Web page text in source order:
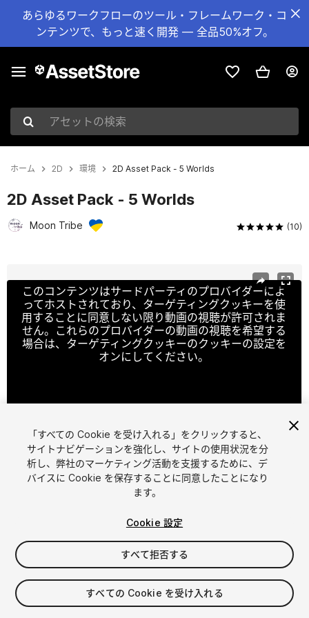
あらゆるワークフローのツール・フレームワーク・コ
ンテンツで、もっと速く開発 — 全品50%オフ。
アセットの検索
ホーム 2D 環境 2D Asset Pack - 5 Worlds
2D Asset Pack - 5 Worlds
Moon Tribe (10)
このコンテンツはサードパーティのプロバイダーによ
ってホストされており、ターゲティングクッキーを使
用することに同意しない限り動画の視聴が許可されま
せん。これらのプロバイダーの動画の視聴を希望する
場合は、ターゲティングクッキーのクッキーの設定を
オンにしてください。
1/ 14
$29
消費税は決済時に計算されます
「すべての Cookie を受け入れる」をクリックすると、
サイトナビゲーションを強化し、サイトの使用状況を分
析し、弊社のマーケティング活動を支援するために、デ
バイスに Cookie を保存することに同意したことになり
ます。
Cookie 設定
すべて拒否する
すべての Cookie を受け入れる